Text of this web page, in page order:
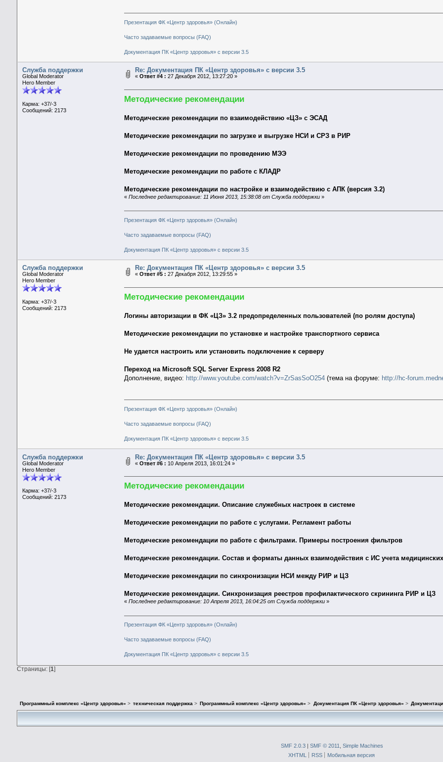
Презентация ФК «Центр здоровья» (Онлайн)
Часто задаваемые вопросы (FAQ)
Документация ПК «Центр здоровья» с версии 3.5
Служба поддержки
Global Moderator
Hero Member
Карма: +37/-3
Сообщений: 2173
Re: Документация ПК «Центр здоровья» с версии 3.5
« Ответ #4 : 27 Декабря 2012, 13:27:20 »
Методические рекомендации
Методические рекомендации по взаимодействию «ЦЗ» с ЭСАД
Методические рекомендации по загрузке и выгрузке НСИ и СРЗ в РИР
Методические рекомендации по проведению МЭЭ
Методические рекомендации по работе с КЛАДР
Методические рекомендации по настройке и взаимодействию с АПК (версия 3.2)
«Последнее редактирование: 11 Июня 2013, 15:38:08 от Служба поддержки »
Презентация ФК «Центр здоровья» (Онлайн)
Часто задаваемые вопросы (FAQ)
Документация ПК «Центр здоровья» с версии 3.5
Служба поддержки
Global Moderator
Hero Member
Карма: +37/-3
Сообщений: 2173
Re: Документация ПК «Центр здоровья» с версии 3.5
« Ответ #5 : 27 Декабря 2012, 13:29:55 »
Методические рекомендации
Логины авторизации в ФК «ЦЗ» 3.2 предопределенных пользователей (по ролям доступа)
Методические рекомендации по установке и настройке транспортного сервиса
Не удается настроить или установить подключение к серверу
Переход на Microsoft SQL Server Express 2008 R2
Дополнение, видео: http://www.youtube.com/watch?v=ZrSasSoO254 (тема на форуме: http://hc-
Презентация ФК «Центр здоровья» (Онлайн)
Часто задаваемые вопросы (FAQ)
Документация ПК «Центр здоровья» с версии 3.5
Служба поддержки
Global Moderator
Hero Member
Карма: +37/-3
Сообщений: 2173
Re: Документация ПК «Центр здоровья» с версии 3.5
« Ответ #6 : 10 Апреля 2013, 16:01:24 »
Методические рекомендации
Методические рекомендации. Описание служебных настроек в системе
Методические рекомендации по работе с услугами. Регламент работы
Методические рекомендации по работе с фильтрами. Примеры построения фильтров
Методические рекомендации. Состав и форматы данных взаимодействия с ИС учета
Методические рекомендации по синхронизации НСИ между РИР и ЦЗ
Методические рекомендации. Синхронизация реестров профилактического скрининга РИР и ЦЗ
«Последнее редактирование: 10 Апреля 2013, 16:04:25 от Служба поддержки »
Презентация ФК «Центр здоровья» (Онлайн)
Часто задаваемые вопросы (FAQ)
Документация ПК «Центр здоровья» с версии 3.5
Страницы: [1]
Программный комплекс «Центр здоровья» > техническая поддержка > Программный комплекс «Центр здоровья» > Документация ПК «Центр здоровья» >
SMF 2.0.3 |SMF © 2011 ,Simple Machines
XHTML
RSS Мобильная версия